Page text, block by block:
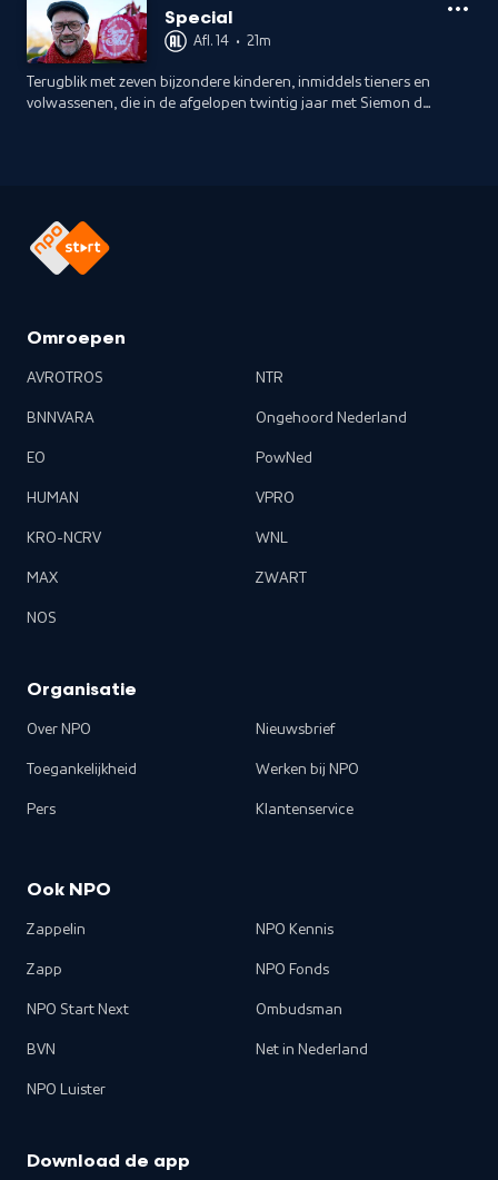
zelfbedachte snack.
Special
Afl. 14 • 21m
Terugblik met zeven bijzondere kinderen, inmiddels tieners en
volwassenen, die in de afgelopen twintig jaar met Siemon de
Omroepen
AVROTROS
BNNVARA
EO
HUMAN
KRO-NCRV
MAX
NOS
NTR
Ongehoord Nederland
PowNed
VPRO
WNL
ZWART
Organisatie
Over NPO
Toegankelijkheid
Pers
Nieuwsbrief
Werken bij NPO
Klantenservice
Ook NPO
Zappelin
Zapp
NPO Start Next
BVN
NPO Luister
NPO Kennis
NPO Fonds
Ombudsman
Net in Nederland
Download de app